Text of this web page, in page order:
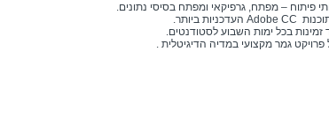
פיתוח – מפתח, גרפיקאי ומפתח בסיסי נתונים.
Adobe CC העדכניות ביותר.
זמינות בכל ימות השבוע לסטודנטים.
פרויקט גמר מקצועי במדיה הדיגיטלית .